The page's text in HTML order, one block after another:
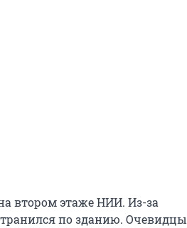
втором этаже НИИ. Из-за
по зданию. Очевидцы